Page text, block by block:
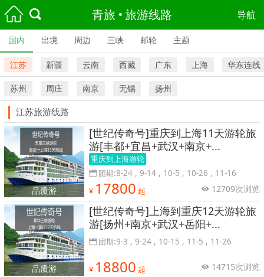
青旅 旅游线路 导航
国内 出境 周边 三峡 邮轮 主题
江苏 新疆 云南 西藏 广东 上海 华东连线
苏州 周庄 南京 无锡 扬州
江苏旅游线路
品质游
[世纪传奇号]重庆到上海11天游轮旅
游[丰都+宜昌+武汉+南京+...
重庆到上海游轮
团期:8-24 , 9-14 , 10-5 , 10-26 , 11-16
¥ 17800 起 12709次浏览
品质游
[世纪传奇号]上海到重庆12天游轮旅
游[扬州+南京+武汉+岳阳+...
团期:9-3 , 9-24 , 10-15 , 11-5 , 11-26
¥ 18800 起 14715次浏览